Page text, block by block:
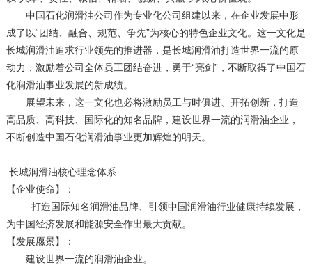
中国石化润滑油公司作为专业化公司组建以来，在企业发展中形
成了以“团结、融合、规范、争先”为核心的特色企业文化。这一文化是
长城润滑油追求行业领先的推进器，是长城润滑油打造世界一流的原
动力，激励着公司全体员工团结奋进，勇于“亮剑”，不断取得了中国石
化润滑油事业发展的新成绩。
展望未来，这一文化也必将激励员工与时俱进、开拓创新，打造
高品质、高科技、国际化的知名品牌，建设世界一流的润滑油企业，
不断创造中国石化润滑油事业更加辉煌的明天。
长城润滑油核心理念体系
【企业使命】：
打造国际知名润滑油品牌、引领中国润滑油行业健康持续发展，
为中国经济发展和能源安全作出最大贡献。
【发展愿景】：
建设世界一流的润滑油企业。